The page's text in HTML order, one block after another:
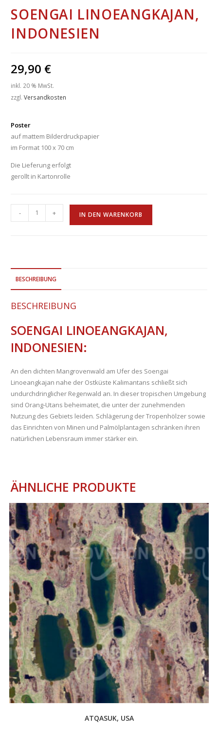
SOENGAI LINOEANGKAJAN,
INDONESIEN
29,90 €
inkl. 20 % MwSt.
zzgl.Versandkosten
Poster
auf mattem Bilderdruckpapier
im Format 100 x 70 cm
Die Lieferung erfolgt
gerollt in Kartonrolle
- + IN DEN WARENKORB
BESCHREIBUNG
BESCHREIBUNG
SOENGAI LINOEANGKAJAN,
INDONESIEN:
An den dichten Mangrovenwald am Ufer des Soengai
Linoeangkajan nahe der Ostküste Kalimantans schließt sich
undurchdringlicher Regenwald an. In dieser tropischen Umgebung
sind Orang-Utans beheimatet, die unter der zunehmenden
Nutzung des Gebiets leiden. Schlägerung der Tropenhölzer sowie
das Einrichten von Minen und Palmölplantagen schränken ihren
natürlichen Lebensraum immer stärker ein.
ÄHNLICHE PRODUKTE
ATQASUK, USA